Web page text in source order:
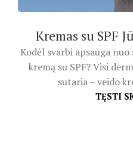
Kremas su SPF
Kodėl svarbi apsauga
kremą su SPF? Visi
sutaria – veido
TĘSTI